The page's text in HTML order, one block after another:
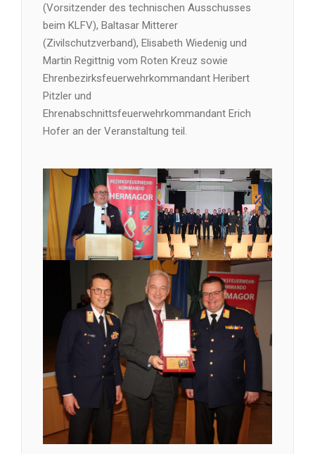
(Vorsitzender des technischen Ausschusses
beim KLFV), Baltasar Mitterer
(Zivilschutzverband), Elisabeth Wiedenig und
Martin Regittnig vom Roten Kreuz sowie
Ehrenbezirksfeuerwehrkommandant Heribert
Pitzler und
Ehrenabschnittsfeuerwehrkommandant Erich
Hofer an der Veranstaltung teil.